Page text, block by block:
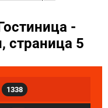
-
страница 5
1338